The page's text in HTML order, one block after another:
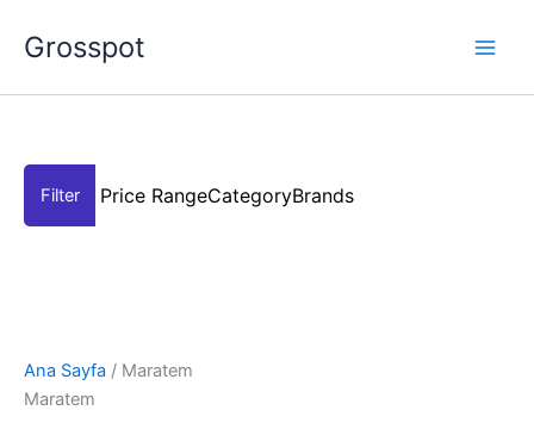
atlaGrosspot
Price RangeCategoryBrands
Ana Sayfa / Maratem
Maratem